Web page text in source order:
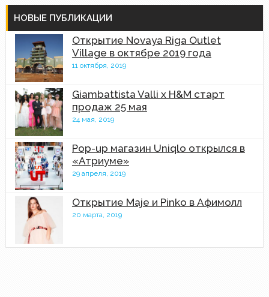
НОВЫЕ ПУБЛИКАЦИИ
Открытие Novaya Riga Outlet
Village в октябре 2019 года
11 октября, 2019
Giambattista Valli x H&M старт
продаж 25 мая
24 мая, 2019
Pop-up магазин Uniqlo открылся в
«Атриуме»
29 апреля, 2019
Открытие Maje и Pinko в Афимолл
20 марта, 2019